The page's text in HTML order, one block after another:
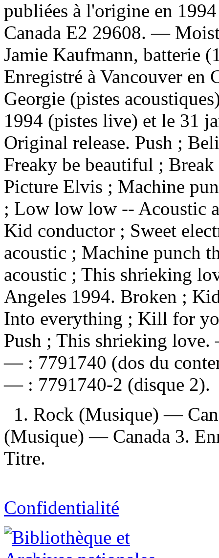
publiées à l'origine en
Canada E2 29608. —
Jamie Kaufmann, batterie
Enregistré à Vancouver
Georgie (pistes
1994 (pistes live) et le 31
Original release. Push ;
Freaky be beautiful ;
Picture Elvis ; Machine
; Low low low -- Acoustic
Kid conductor ; Sweet
acoustic ; Machine punch
acoustic ; This shrieking
Angeles 1994. Broken ;
Into everything ; Kill for
Push ; This shrieking
— : 7791740 (dos du
— : 7791740-2 (disque 2).
1. Rock (Musique) —
(Musique) — Canada 3.
Titre.
Confidentialité